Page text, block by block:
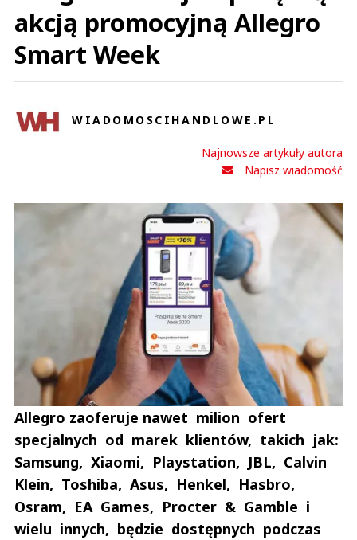
akcją promocyjną Allegro
Smart Week
WIADOMOSCIHANDLOWE.PL
Najnowsze artykuły autora
Napisz wiadomość
Allegro zaoferuje nawet milion ofert
specjalnych od marek klientów, takich jak:
Samsung, Xiaomi, Playstation, JBL, Calvin
Klein, Toshiba, Asus, Henkel, Hasbro,
Osram, EA Games, Procter & Gamble i
wielu innych, będzie dostępnych podczas